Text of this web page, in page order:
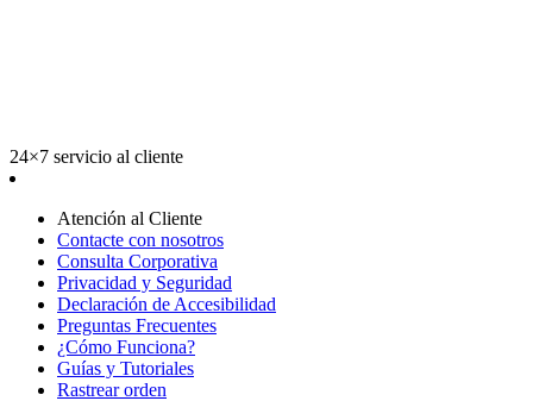
24×7 servicio al cliente
Atención al Cliente
Contacte con nosotros
Consulta Corporativa
Privacidad y Seguridad
Declaración de Accesibilidad
Preguntas Frecuentes
¿Cómo Funciona?
Guías y Tutoriales
Rastrear orden